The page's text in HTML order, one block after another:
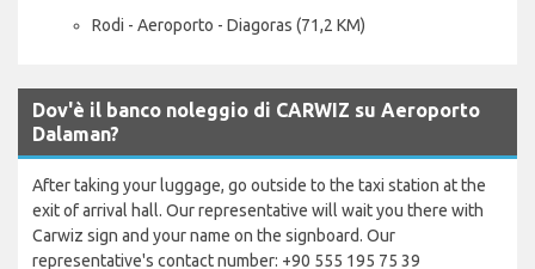
Rodi - Aeroporto - Diagoras (71,2 KM)
Dov'è il banco noleggio di CARWIZ su Aeroporto
Dalaman?
After taking your luggage, go outside to the taxi station at the
exit of arrival hall. Our representative will wait you there with
Carwiz sign and your name on the signboard. Our
representative's contact number: +90 555 195 75 39